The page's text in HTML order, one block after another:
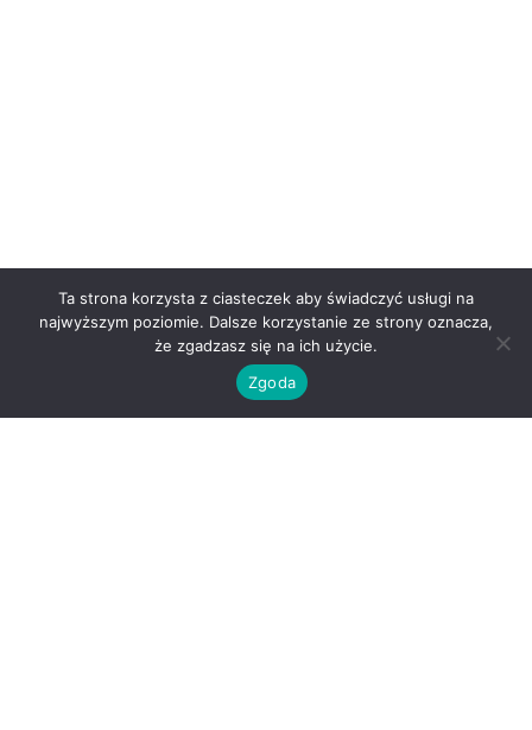
Ta strona korzysta z ciasteczek aby świadczyć usługi na
najwyższym poziomie. Dalsze korzystanie ze strony oznacza,
że zgadzasz się na ich użycie.
Zgoda